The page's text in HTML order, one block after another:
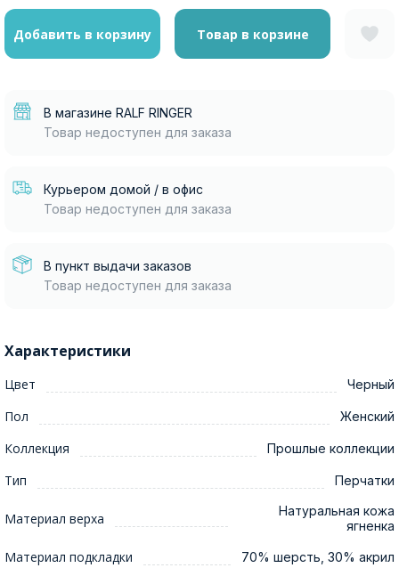
Добавить в корзину Товар в корзине
В магазине RALF RINGER
Товар недоступен для заказа
Курьером домой / в офис
Товар недоступен для заказа
В пункт выдачи заказов
Товар недоступен для заказа
Характеристики
Цвет Черный
Пол Женский
Коллекция Прошлые коллекции
Тип Перчатки
Материал верха
Натуральная кожа
ягненка
Материал подкладки 70% шерсть, 30% акрил